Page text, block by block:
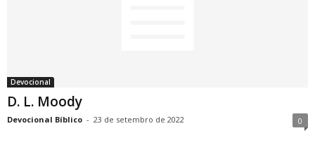
Devocional
D. L. Moody
Devocional Bíblico - 23 de setembro de 2022 0